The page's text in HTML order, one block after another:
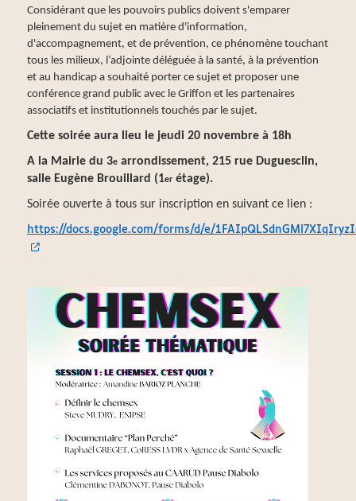
Considérant que les pouvoirs publics doivent s'emparer
pleinement du sujet en matière d'information,
d'accompagnement, et de prévention, ce phénomène touchant
tous les milieux, l’adjointe déléguée à la santé, à la prévention
et au handicap a souhaité porter ce sujet et proposer une
conférence grand public avec le Griffon et les partenaires
associatifs et institutionnels touchés par le sujet.
Cette soirée aura lieu le jeudi 20 novembre à 18h
A la Mairie du 3e arrondissement, 215 rue Duguesclin,
salle Eugène Brouillard (1er étage).
Soirée ouverte à tous sur inscription en suivant ce lien :
https://docs.google.com/forms/d/e/